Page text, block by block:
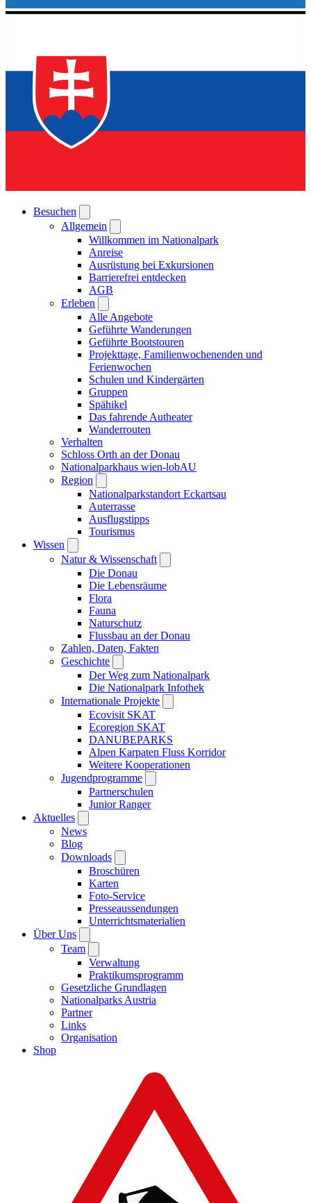
Besuchen
Allgemein
Willkommen im Nationalpark
Anreise
Ausrüstung bei Exkursionen
Barrierefrei entdecken
AGB
Erleben
Alle Angebote
Geführte Wanderungen
Geführte Bootstouren
Projekttage, Familienwochenenden und
Ferienwochen
Schulen und Kindergärten
Gruppen
Spähikel
Das fahrende Autheater
Wanderrouten
Verhalten
Schloss Orth an der Donau
Nationalparkhaus wien-lobAU
Region
Nationalparkstandort Eckartsau
Auterrasse
Ausflugstipps
Tourismus
Wissen
Natur & Wissenschaft
Die Donau
Die Lebensräume
Flora
Fauna
Naturschutz
Flussbau an der Donau
Zahlen, Daten, Fakten
Geschichte
Der Weg zum Nationalpark
Die Nationalpark Infothek
Internationale Projekte
Ecovisit SKAT
Ecoregion SKAT
DANUBEPARKS
Alpen Karpaten Fluss Korridor
Weitere Kooperationen
Jugendprogramme
Partnerschulen
Junior Ranger
Aktuelles
News
Blog
Downloads
Broschüren
Karten
Foto-Service
Presseaussendungen
Unterrichtsmaterialien
Über Uns
Team
Verwaltung
Praktikumsprogramm
Gesetzliche Grundlagen
Nationalparks Austria
Partner
Links
Organisation
Shop